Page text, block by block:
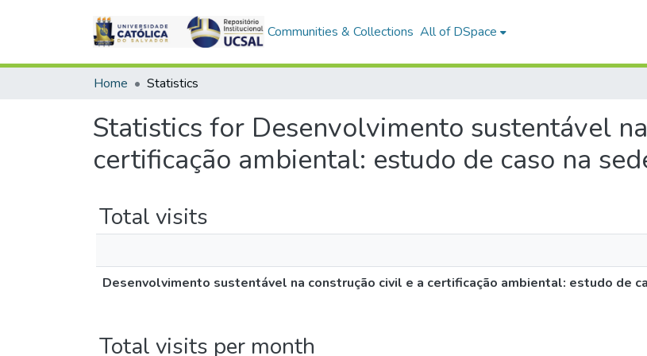
Communities & Collections All of DSpace
Home Statistics
Statistics for Desenvolvimento sustentável
certificação ambiental: estudo de caso na
Total visits
Desenvolvimento sustentável na construção civil e a certificação ambiental: estudo de
Total visits per month